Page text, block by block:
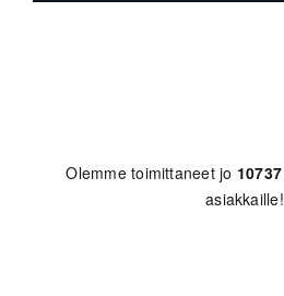
Olemme toimittaneet jo 10737
asiakkaille!